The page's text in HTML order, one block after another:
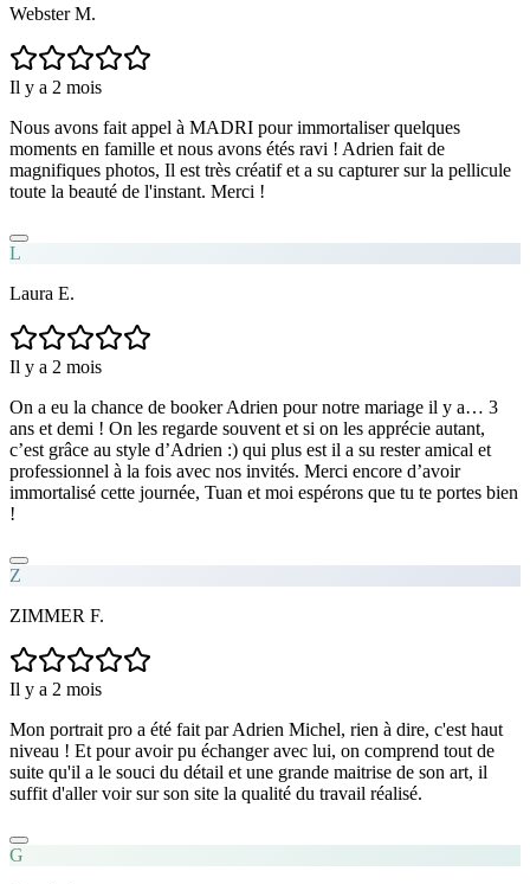
Webster M.
Il y a 2 mois
Nous avons fait appel à MADRI pour immortaliser quelques
moments en famille et nous avons étés ravi ! Adrien fait de
magnifiques photos, Il est très créatif et a su capturer sur la pellicule
toute la beauté de l'instant. Merci !
L
Laura E.
Il y a 2 mois
On a eu la chance de booker Adrien pour notre mariage il y a… 3
ans et demi ! On les regarde souvent et si on les apprécie autant,
c’est grâce au style d’Adrien :) qui plus est il a su rester amical et
professionnel à la fois avec nos invités. Merci encore d’avoir
immortalisé cette journée, Tuan et moi espérons que tu te portes bien
!
Z
ZIMMER F.
Il y a 2 mois
Mon portrait pro a été fait par Adrien Michel, rien à dire, c'est haut
niveau ! Et pour avoir pu échanger avec lui, on comprend tout de
suite qu'il a le souci du détail et une grande maitrise de son art, il
suffit d'aller voir sur son site la qualité du travail réalisé.
G